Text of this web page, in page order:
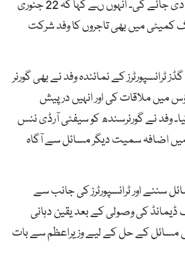
زیادتی نہیں ہونے دی جائے گی۔ انہوں ںے کہا کہ 22 جنوری
کمیٹی میں بھی تاجروں کا وفد شرکت
ٹرانسپورٹرز کے نمائندہ وفد نے بھی گورنر
میں ملاقات کی اور انہیں درپیش
وفد نے گورنرسندھ کو سیفٹی آرڈی ننس
میں اضافہ سمیت دیگر مسائل سے آگاہ
سننے اور ٹرانسپورٹرز کی جانب سے
ڈیمانڈ کی وصولی کے بعد یقین دہانی
مسائل کے حل کے لیے وزیراعظم سے بات